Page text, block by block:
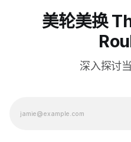
美轮美换
深入探讨